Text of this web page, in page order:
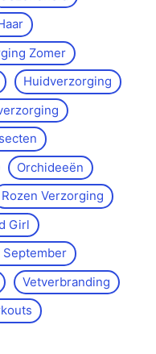
Zomer
Huidverzorging
Orchideeën
Rozen Verzorging
Girl
Vetverbranding